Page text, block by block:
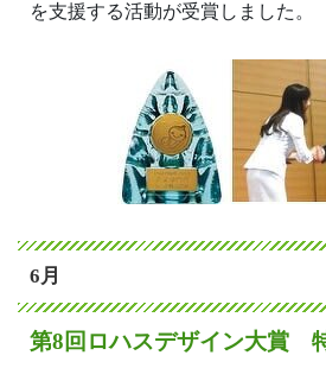
を支援する活動が受賞しました。
6月
第8回ロハスデザイン大賞